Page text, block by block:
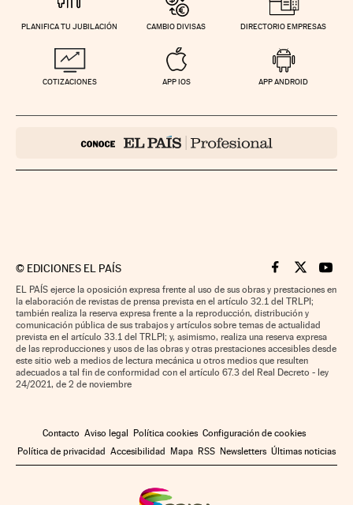
PLANIFICA TU JUBILACIÓN CAMBIO DIVISAS DIRECTORIO EMPRESAS
COTIZACIONES APP IOS APP ANDROID
© EDICIONES EL PAÍS Cinco Días en
Cinco Días
Cinco
EL PAÍS ejerce la oposición expresa frente al uso de sus obras y prestaciones en
la elaboración de revistas de prensa prevista en el artículo 32.1 del TRLPI;
también realiza la reserva expresa frente a la reproducción, distribución y
comunicación pública de sus trabajos y artículos sobre temas de actualidad
prevista en el artículo 33.1 del TRLPI; y, asimismo, realiza una reserva expresa
de las reproducciones y usos de las obras y otras prestaciones accesibles desde
este sitio web a medios de lectura mecánica u otros medios que resulten
adecuados a tal fin de conformidad con el artículo 67.3 del Real Decreto - ley
24/2021, de 2 de noviembre
Contacto Aviso legal Política cookies Configuración de cookies
Política de privacidad Accesibilidad Mapa RSS Newsletters Últimas noticias